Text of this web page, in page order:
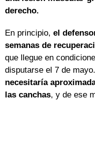
derecho.
En principio, el
semanas de
que llegue en
disputarse el 7 de
necesitaría
las canchas, y de ese